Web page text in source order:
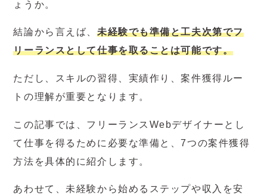
ょうか。
結論から言えば、 未経験でも準備と工夫次第でフ
リーランスとして仕事を取ることは可能です。
ただし、スキルの習得、実績作り、案件獲得ルー
トの理解が重要となります。
この記事では、フリーランスWebデザイナーとし
て仕事を得るために必要な準備と、7つの案件獲得
方法を具体的に紹介します。
あわせて、未経験から始めるステップや収入を安